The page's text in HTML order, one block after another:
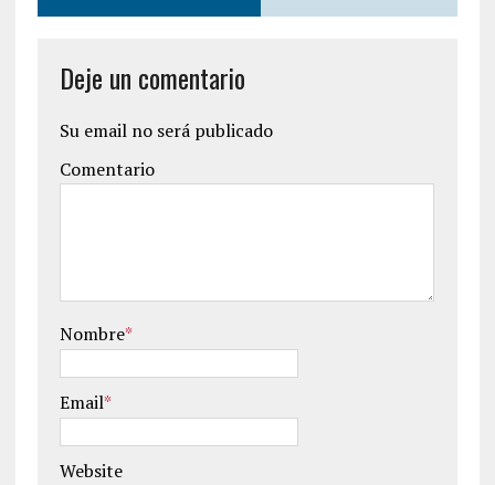
Deje un comentario
Su email no será publicado
Comentario
Nombre*
Email*
Website